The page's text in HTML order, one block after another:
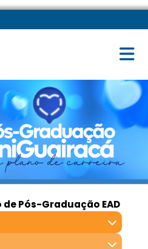
de Pós-Graduação EAD